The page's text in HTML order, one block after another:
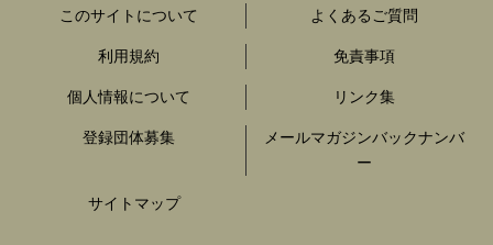
このサイトについて よくあるご質問
利用規約 免責事項
個人情報について リンク集
登録団体募集
メールマガジンバックナンバ
ー
サイトマップ